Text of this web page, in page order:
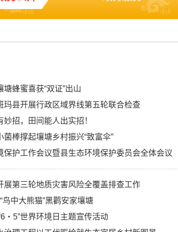
蜂蜜喜获“双证”出山
玛县开展行政区域界线第五轮联合检查
招，田间能人出实招！
棒撑起壤塘乡村振兴“致富伞”
保护工作会议暨县生态环境保护委员会全体会议
展第三轮地质灾害风险全覆盖排查工作
中大熊猫”黑鹳安家壤塘
・5”世界环境日主题宣传活动